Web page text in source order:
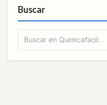
Buscar